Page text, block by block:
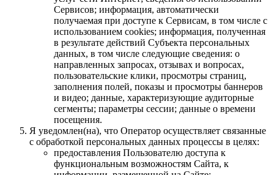
Сервисов; информация, автоматически
получаемая при доступе к Сервисам, в том числе с
использованием cookies; информация, полученная
в результате действий Субъекта персональных
данных, в том числе следующие сведения: о
направленных запросах, отзывах и вопросах,
пользовательские клики, просмотры страниц,
заполнения полей, показы и просмотры баннеров
и видео; данные, характеризующие аудиторные
сегменты; параметры сессии; данные о времени
посещения.
Я уведомлен(на), что Оператор осуществляет связанные
с обработкой персональных данных процессы в целях:
предоставления Пользователю доступа к
функциональным возможностям Сайта, к